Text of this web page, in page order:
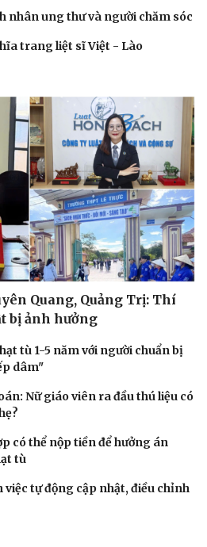
nhân ung thư và người chăm sóc
trang liệt sĩ Việt - Lào
Quang, Quảng Trị: Thí
bị ảnh hưởng
tù 1-5 năm với người chuẩn bị
dâm"
Nữ giáo viên ra đầu thú liệu có
có thể nộp tiền để hưởng án
tù
việc tự động cập nhật, điều chỉnh